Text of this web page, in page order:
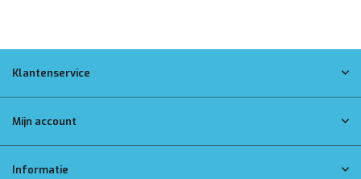
Klantenservice
Mijn account
Informatie